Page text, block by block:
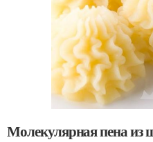
Молекулярная пена из